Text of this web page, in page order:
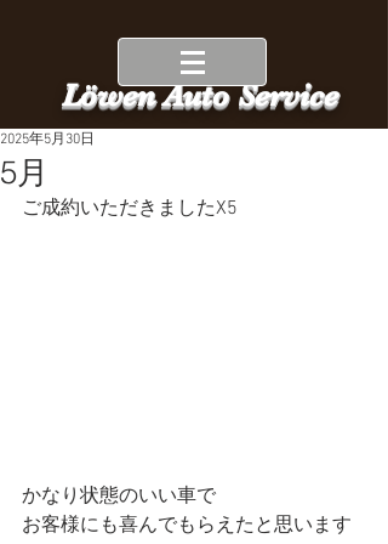
Löwen Auto Service
5月
2025年5月30日
ご成約いただきましたX5
かなり状態のいい車で
お客様にも喜んでもらえたと思います